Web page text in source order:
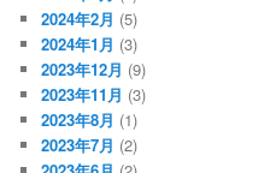
2024年2月 (5)
2024年1月 (3)
2023年12月 (9)
2023年11月 (3)
2023年8月 (1)
2023年7月 (2)